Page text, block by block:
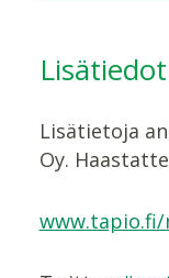
Lisätietoja
Oy.